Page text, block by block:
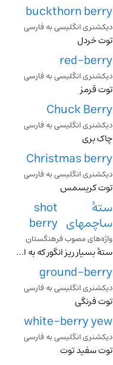
buckthorn berry
دیکشنری انگلیسی به فارسی
توت خردل
red-berry
دیکشنری انگلیسی به فارسی
توت قرمز
Chuck Berry
دیکشنری انگلیسی به فارسی
چاک بری
Christmas berry
دیکشنری انگلیسی به فارسی
توت کریسمس
ستۀ
ساچمه‏ای
shot
berry
واژه‌های مصوب فرهنگستان
ستۀ بسیار ریز انگور که به اندازۀ طبیعی رشد نکرده و به‏طور معمول بدون بذر است
ground-berry
دیکشنری انگلیسی به فارسی
توت فرنگی
white-berry yew
دیکشنری انگلیسی به فارسی
توت سفید توت